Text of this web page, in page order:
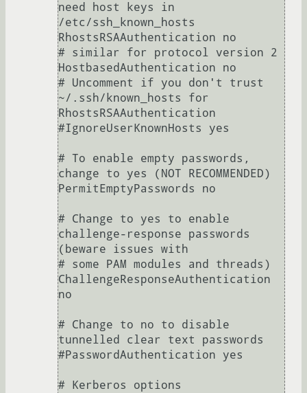
need host keys in
/etc/ssh_known_hosts
RhostsRSAAuthentication no
# similar for protocol version 2
HostbasedAuthentication no
# Uncomment if you don't trust
~/.ssh/known_hosts for
RhostsRSAAuthentication
#IgnoreUserKnownHosts yes
# To enable empty passwords,
change to yes (NOT RECOMMENDED)
PermitEmptyPasswords no
# Change to yes to enable
challenge-response passwords
(beware issues with
# some PAM modules and threads)
ChallengeResponseAuthentication
no
# Change to no to disable
tunnelled clear text passwords
#PasswordAuthentication yes
# Kerberos options